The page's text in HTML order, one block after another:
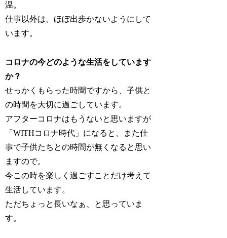
温。
仕事以外は、ほぼ出歩かないようにして
います。
コロナの今どのような生活をしています
か？
せっかくもらった時間ですから、子供と
の時間を大切に過ごしています。
アフターコロナはもうないと思いますが
「WITHコロナ時代」になると、また仕
事で子供たちとの時間が無くなると思い
ますので。
今この時を楽しく過ごすことだけ考えて
生活しています。
ただちょっと長いなぁ、と思っていま
す。